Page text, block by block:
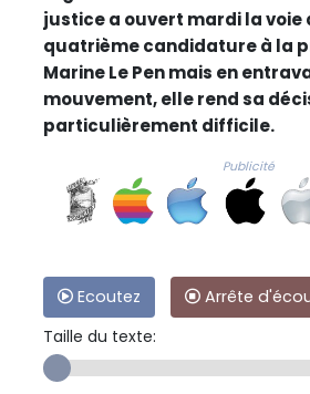
justice a ouvert mardi la voie
quatrième candidature à la
Marine Le Pen mais en
mouvement, elle rend sa
particulièrement difficile.
Publicité
Ecoutez
Arrête
Taille du texte: